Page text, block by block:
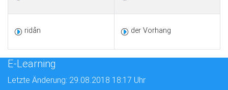
ridån der Vorhang
E-Learning
Letzte Änderung: 29.08.2018 18:17 Uhr